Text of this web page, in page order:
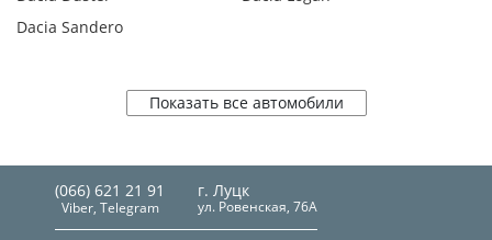
Dacia Sandero
Показать все автомобили
(066) 621 21 91
Viber, Telegram
г. Луцк
ул. Ровенская, 76А